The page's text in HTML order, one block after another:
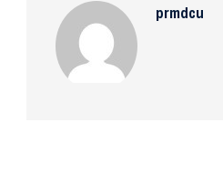
prmdcu